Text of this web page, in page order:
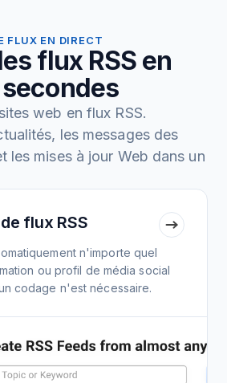
FLUX EN DIRECT
flux RSS en
web en flux RSS.
les messages des
les mises à jour Web dans un
flux RSS
n'importe quel
ou profil de média social
codage n'est nécessaire.